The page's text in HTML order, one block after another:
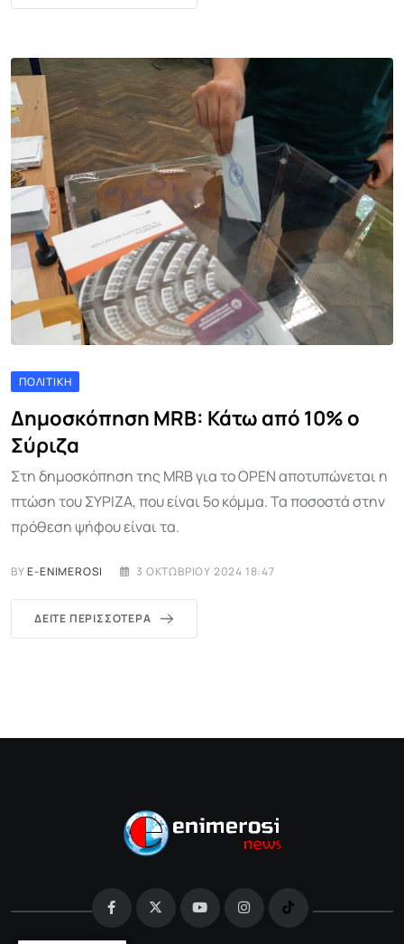
ΠΟΛΙΤΙΚΉ
Δημοσκόπηση MRB: Κάτω από 10% ο
Σύριζα
Στη δημοσκόπηση της MRB για το OPEN αποτυπώνεται η
πτώση του ΣΥΡΙΖΑ, που είναι 5ο κόμμα. Τα ποσοστά στην
πρόθεση ψήφου είναι τα.
BYE-ENIMEROSI 3 ΟΚΤΩΒΡΊΟΥ 2024 18:47
ΔΕΊΤΕ ΠΕΡΙΣΣΌΤΕΡΑ